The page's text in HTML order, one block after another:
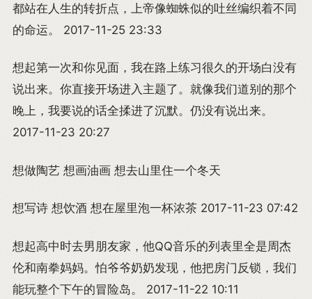
都站在人生的转折点，上帝像蜘蛛似的吐丝编织着不同
的命运。 2017-11-25 23:33
想起第一次和你见面，我在路上练习很久的开场白没有
说出来。你直接开场进入主题了。就像我们道别的那个
晚上，我要说的话全揉进了沉默。仍没有说出来。
2017-11-23 20:27
想做陶艺 想画油画 想去山里住一个冬天
想写诗 想饮酒 想在屋里泡一杯浓茶 2017-11-23 07:42
想起高中时去男朋友家，他QQ音乐的列表里全是周杰
伦和南拳妈妈。怕爷爷奶奶发现，他把房门反锁，我们
能玩整个下午的冒险岛。 2017-11-22 10:11